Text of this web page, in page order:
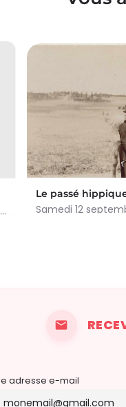
Visite guidée gratuite de l'exposition "Spa Story". Chaque 1er dimanche du mois le Spa ! museum est…
Le passé
Avenue Reine
adresse e-mail